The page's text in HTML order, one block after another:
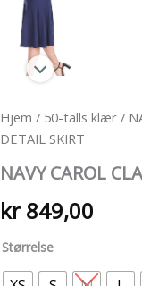
Hjem / 50-talls klær /
DETAIL SKIRT
NAVY CAROL
kr849,00
Størrelse